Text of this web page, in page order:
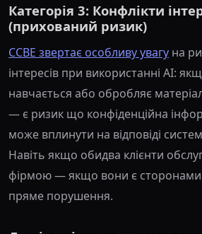
Категорія 3: Конфлікти
(прихований ризик)
CCBE звертає особливу увагу на
інтересів при використанні AI:
навчається або обробляє
— є ризик що конфіденційна
може вплинути на відповіді
Навіть якщо обидва клієнти
фірмою — якщо вони є сторонами
пряме порушення.